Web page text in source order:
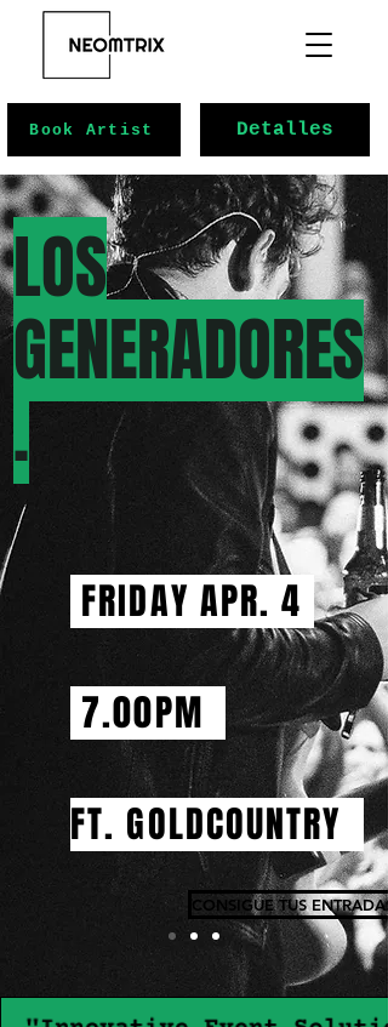
Book Artist Detalles
LOS
GENERADORES
.
FRIDAY APR. 4
7.00PM
FT. GOLDCOUNTRY
CONSIGUE TUS ENTRADAS